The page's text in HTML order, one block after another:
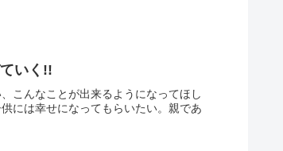
いく!!
こんなことが出来るようになってほし
には幸せになってもらいたい。親であ